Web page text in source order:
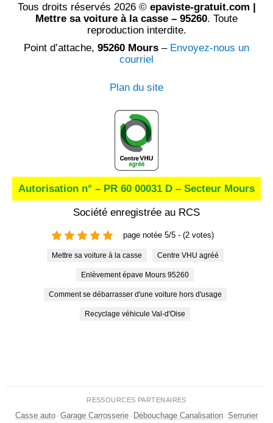
Tous droits réservés 2026 © epaviste-gratuit.com |
Mettre sa voiture à la casse – 95260. Toute
reproduction interdite.
Point d’attache, 95260 Mours – Envoyez-nous un
courriel
Plan du site
Autorisation n° – PR 60 00031 D – Secteur Mours
Société enregistrée au RCS
page notée 5/5 - (2 votes)
Mettre sa voiture à la casse Centre VHU agréé
Enlèvement épave Mours 95260
Comment se débarrasser d'une voiture hors d'usage
Recyclage véhicule Val-d'Oise
RESSOURCES PARTENAIRES
Casse auto · Garage Carrosserie · Débouchage Canalisation · Serrurier